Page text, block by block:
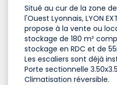
Situé au cur de la zone
l'Ouest Lyonnais, LYON
propose à la vente ou
stockage de 180 m²
stockage en RDC et de
Les escaliers sont déjà
Porte sectionnelle
Climatisation réversible.